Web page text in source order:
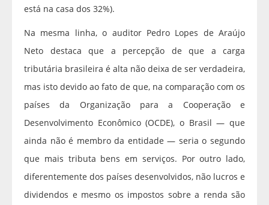
está na casa dos 32%).
Na mesma linha, o auditor Pedro Lopes de Araújo
Neto destaca que a percepção de que a carga
tributária brasileira é alta não deixa de ser verdadeira,
mas isto devido ao fato de que, na comparação com os
países da Organização para a Cooperação e
Desenvolvimento Econômico (OCDE), o Brasil — que
ainda não é membro da entidade — seria o segundo
que mais tributa bens em serviços. Por outro lado,
diferentemente dos países desenvolvidos, não lucros e
dividendos e mesmo os impostos sobre a renda são